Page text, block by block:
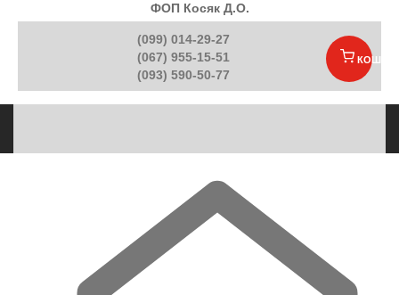
ФОП Косяк Д.О.
(099) 014-29-27
(067) 955-15-51
(093) 590-50-77
КОШИК